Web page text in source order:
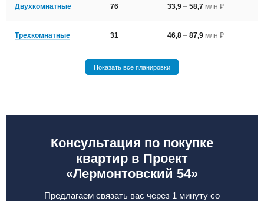
Двухкомнатные 76 33,9– 58,7млн ₽
Трехкомнатные 31 46,8– 87,9млн ₽
Показать все планировки
Консультация по покупке
квартир в Проект
«Лермонтовский 54»
Предлагаем связать вас через 1 минуту со